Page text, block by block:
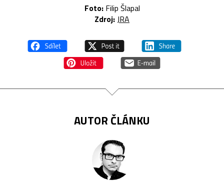
Foto:Filip Šlapal
Zdroj:JRA
AUTOR ČLÁNKU